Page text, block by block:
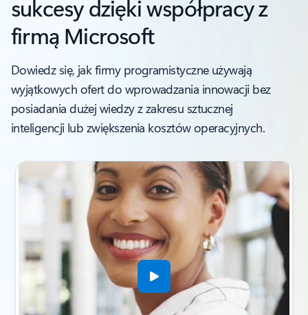
sukcesy dzięki współpracy z
firmą Microsoft
Dowiedz się, jak firmy programistyczne używają
wyjątkowych ofert do wprowadzania innowacji bez
posiadania dużej wiedzy z zakresu sztucznej
inteligencji lub zwiększenia kosztów operacyjnych.
Wskaźnik slajdu {0} {1}